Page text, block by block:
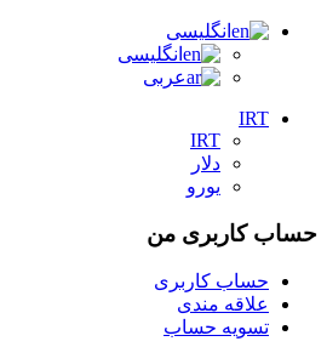
انگلیسی
انگلیسی
عربی
IRT
IRT
دلار
یورو
حساب کاربری من
حساب کاربری
علاقه مندی
تسویه حساب